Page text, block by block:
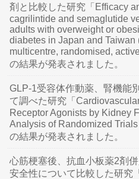
剤と比較した研究「Efficacy
cagrilintide and semaglutide
adults with overweight or
diabetes in Japan and Taiwan
multicentre, randomised,
の結果が発表されました。
GLP-1受容体作動薬、腎機能
て調べた研究「
Receptor Agonists by Kidney
Analysis of Randomized Trials
の結果が発表されました。
心筋梗塞後、抗血小板薬2剤
安全性について比較した研究